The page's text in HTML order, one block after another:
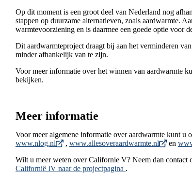
Op dit moment is een groot deel van Nederland nog
stappen op duurzame alternatieven, zoals aardwarmte.
warmtevoorziening en is daarmee een goede optie voor
Dit aardwarmteproject draagt bij aan het verminderen
minder afhankelijk van te zijn.
Voor meer informatie over het winnen van aardwarmte
bekijken.
Meer informatie
Voor meer algemene informatie over aardwarmte kunt u
www.nlog.nl
, www.allesoveraardwarmte.nl en
Wilt u meer weten over Californie V? Neem dan contact
Californië IV naar de projectpagina .